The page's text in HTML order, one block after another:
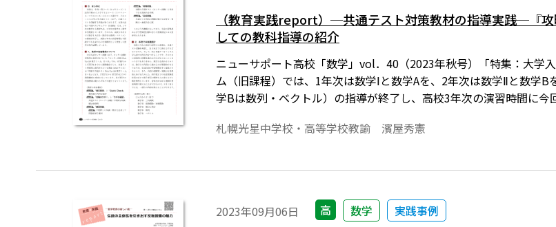
（教育実践report）─共通テスト対策教材の指導実践─『
しての教科指導の紹介
ニューサポート高校「数学」vol．40（2023年秋号）「特集：大学
ム（旧課程）では、1年次は数学Ⅰと数学Aを、2年次は数学Ⅱと数学
学Bは数列・ベクトル）の指導が終了し、高校3年次の演習時間に
札幌光星中学校・高等学校教諭 濱屋秀憲
2023年09月06日 高 数学 実践事例